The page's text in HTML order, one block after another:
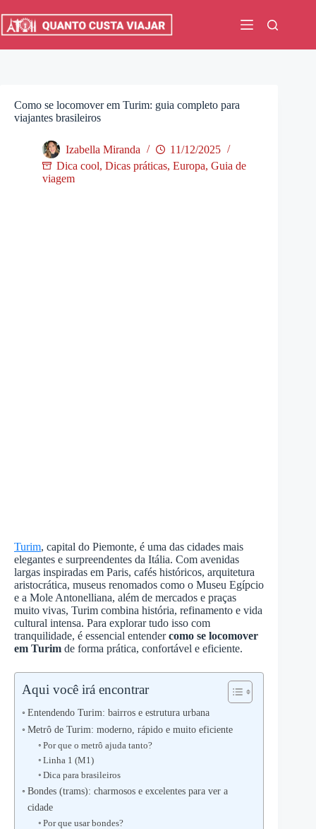
para
Como se locomover em Turim: guia completo para
viajantes brasileiros
Izabella Miranda
11/12/2025
Dica cool, Dicas práticas, Europa, Guia de
viagem
Turim, capital do Piemonte, é uma das cidades mais
elegantes e surpreendentes da Itália. Com avenidas
largas inspiradas em Paris, cafés históricos, arquitetura
aristocrática, museus renomados como o Museu Egípcio
e a Mole Antonelliana, além de mercados e praças
muito vivas, Turim combina história, refinamento e vida
cultural intensa. Para explorar tudo isso com
tranquilidade, é essencial entendercomo se locomover
em Turim de forma prática, confortável e eficiente.
Aqui você irá encontrar
Entendendo Turim: bairros e estrutura urbana
Metrô de Turim: moderno, rápido e muito eficiente
Por que o metrô ajuda tanto?
Linha 1 (M1)
Dica para brasileiros
Bondes (trams): charmosos e excelentes para ver a
cidade
Por que usar bondes?